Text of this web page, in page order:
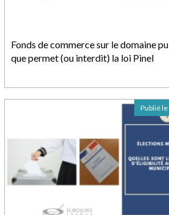
Fonds de commerce sur le domaine
que permet (ou interdit) la loi Pinel
Publié le